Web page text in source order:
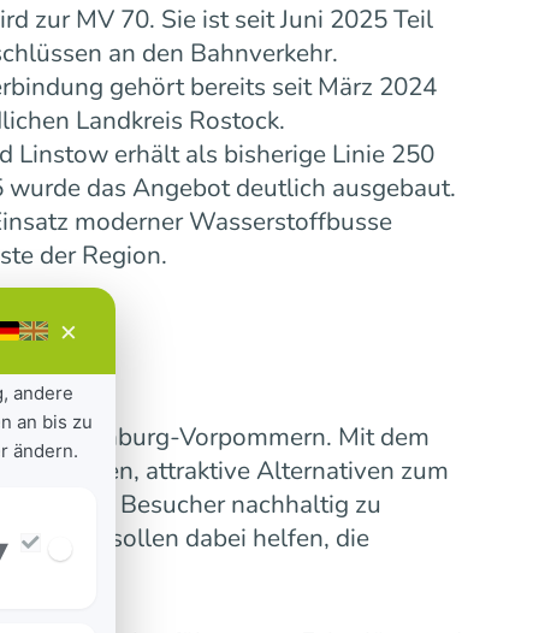
zur MV 70. Sie ist seit Juni 2025 Teil
an den Bahnverkehr.
gehört bereits seit März 2024
Landkreis Rostock.
Linstow erhält als bisherige Linie 250
das Angebot deutlich ausgebaut.
moderner Wasserstoffbusse
der Region.
Mecklenburg-Vorpommern. Mit dem
verbinden, attraktive Alternativen zum
und Besucher nachhaltig zu
sollen dabei helfen, die
×
andere
an bis zu
ändern.